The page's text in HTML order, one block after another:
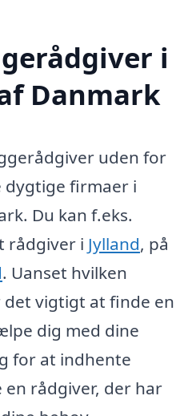
i
Danmark
uden for
dygtige firmaer i
Du kan f.eks.
rådgiver i Jylland, på
. Uanset hvilken
vigtigt at finde en
dig med dine
for at indhente
rådgiver, der har